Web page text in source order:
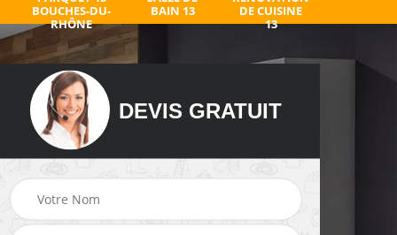
BOUCHES-DU-
RHÔNE
BAIN 13
DE CUISINE
13
Electricien 13
DEVIS GRATUIT